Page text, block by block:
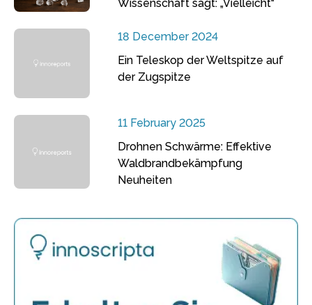
Wissenschaft sagt: „Vielleicht“
18 December 2024
Ein Teleskop der Weltspitze auf
der Zugspitze
11 February 2025
Drohnen Schwärme: Effektive
Waldbrandbekämpfung
Neuheiten